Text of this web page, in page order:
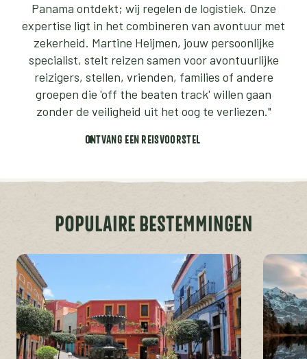
Panama ontdekt; wij regelen de logistiek. Onze
expertise ligt in het combineren van avontuur met
zekerheid. Martine Heijmen, jouw persoonlijke
specialist, stelt reizen samen voor avontuurlijke
reizigers, stellen, vrienden, families of andere
groepen die 'off the beaten track' willen gaan
zonder de veiligheid uit het oog te verliezen."
ONTVANG EEN REISVOORSTEL
POPULAIRE BESTEMMINGEN